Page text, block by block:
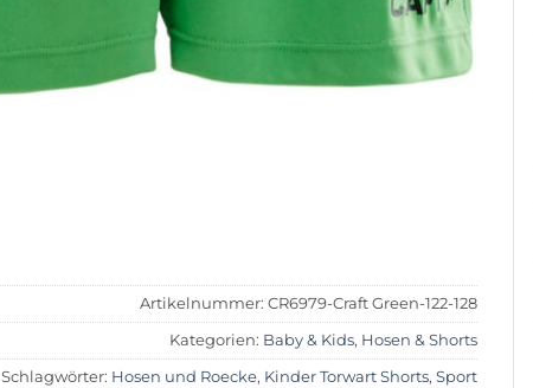
Artikelnummer: CR6979-Craft Green-122-128
Kategorien: Baby & Kids, Hosen & Shorts
Schlagwörter: Hosen und Roecke, Kinder Torwart Shorts, Sport